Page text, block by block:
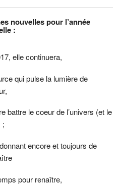
nouvelles pour l’année
:
elle continuera,
qui pulse la lumière de
battre le coeur de l’univers (et le
;
encore et toujours de
pour renaître,